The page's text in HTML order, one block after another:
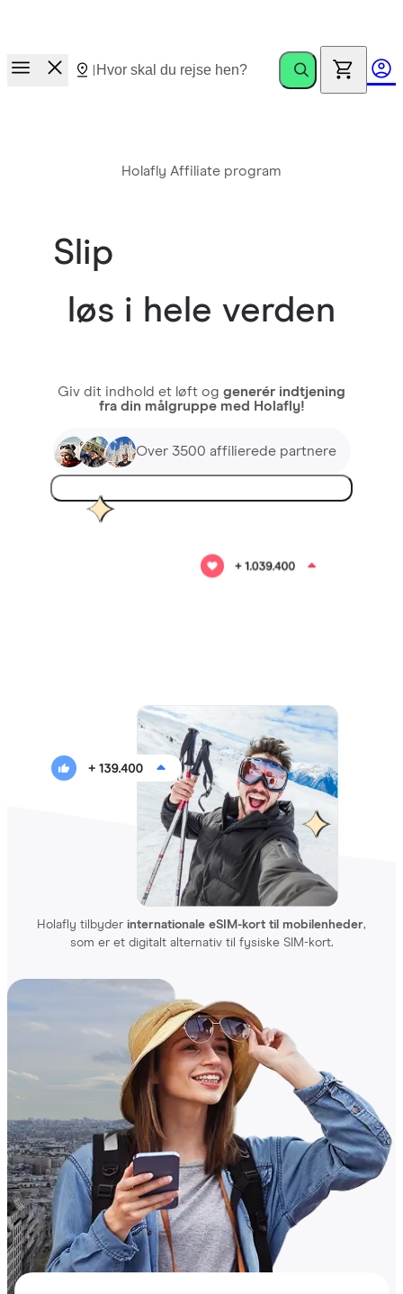
Dit Holafly eSIM får nu 1 GB ekstra hver måned uden
omkostninger, når dit abonnement udløber.
Holafly Affiliate program
Slip
løs i hele verden
Giv dit indhold et løft og generér indtjening
fra din målgruppe med Holafly!
Over 3500 affilierede partnere
Om Holafly
Holafly tilbyder internationale eSIM-kort til mobilenheder,
som er et digitalt alternativ til fysiske SIM-kort.